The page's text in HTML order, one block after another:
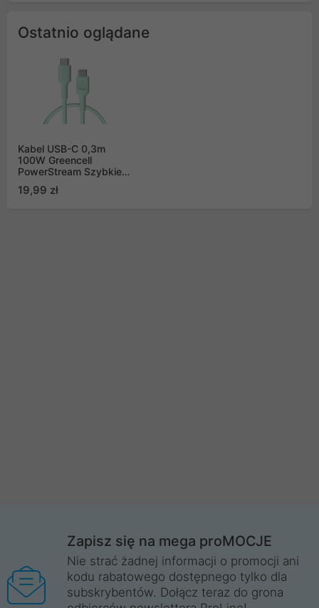
Ostatnio oglądane
Kabel USB-C 0,3m
100W Greencell
PowerStream Szybkie
Green
19,99 zł
Zapisz się na mega proMOCJE
Nie strać żadnej informacji o promocji ani
kodu rabatowego dostępnego tylko dla
subskrybentów. Dołącz teraz do grona